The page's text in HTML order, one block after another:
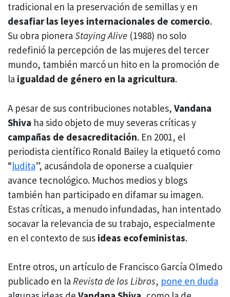
tradicional en la preservación de semillas y en
desafiar las leyes internacionales de comercio.
Su obra pionera Staying Alive (1988) no solo
redefinió la percepción de las mujeres del tercer
mundo, también marcó un hito en la promoción de
la igualdad de género en la agricultura.
A pesar de sus contribuciones notables, Vandana
Shiva ha sido objeto de muy severas críticas y
campañas de desacreditación. En 2001, el
periodista científico Ronald Bailey la etiquetó como
“ludita”, acusándola de oponerse a cualquier
avance tecnológico. Muchos medios y blogs
también han participado en difamar su imagen.
Estas críticas, a menudo infundadas, han intentado
socavar la relevancia de su trabajo, especialmente
en el contexto de sus ideas ecofeministas.
Entre otros, un artículo de Francisco García Olmedo
publicado en la Revista de los Libros, pone en duda